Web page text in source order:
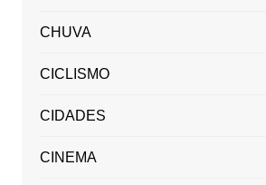
CHUVA
CICLISMO
CIDADES
CINEMA